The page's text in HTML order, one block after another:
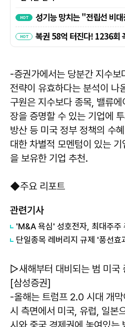
-증권가에서는 당분간 지수
전략이 유효하다는 분석이 나
구원은 지수보다 종목, 밸류
장을 증명할 수 있는 기업에
방산 등 미국 정부 정책의 수
대한 차별적 모멘텀이 있는
을 보유한 기업 추천.
◆주요 리포트
관련기사
▷새해부터 대비되는 범 미국
[삼성증권]
-올해는 트럼프 2.0 시대 개
시 측면에서 미국, 유럽, 일본